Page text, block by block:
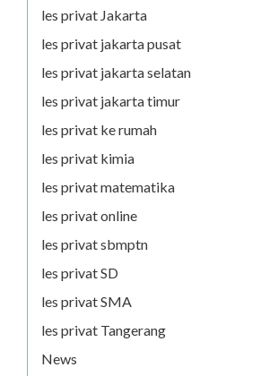
les privat Jakarta
les privat jakarta pusat
les privat jakarta selatan
les privat jakarta timur
les privat ke rumah
les privat kimia
les privat matematika
les privat online
les privat sbmptn
les privat SD
les privat SMA
les privat Tangerang
News